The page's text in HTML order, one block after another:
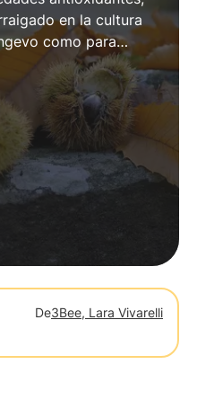
en la cultura
como para
De3Bee, Lara Vivarelli